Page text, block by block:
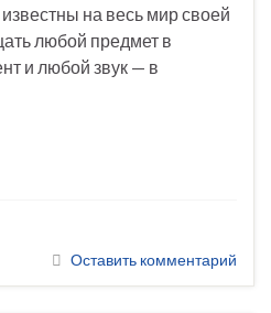
на весь мир своей
любой предмет в
и любой звук — в
Оставить комментарий